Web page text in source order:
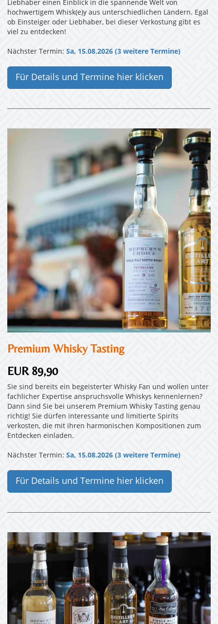
Liebhaber einen Einblick in die spannende Welt von
hochwertigem Whisk(e)y aus unterschiedlichen Ländern. Egal
ob Einsteiger oder Liebhaber, bei dieser Verkostung gibt es
viel zu entdecken!
Nächster Termin: Sa, 15.08.2026 (3 weitere Termine)
Für Details und Termine hier klicken
Premium Whisky Tasting
EUR 89,90
Sie sind bereits ein begeisterter Whisky Fan und wollen unter
fachlicher Expertise anspruchsvolle Whiskys kennenlernen?
Dann sind Sie bei unserem Premium Whisky Tasting genau
richtig! Sie dürfen interessante und limitierte Spirits
verkosten, die mit ihren harmonischen Kompositionen zum
Entdecken einladen.
Nächster Termin: Sa, 15.08.2026 (3 weitere Termine)
Für Details und Termine hier klicken